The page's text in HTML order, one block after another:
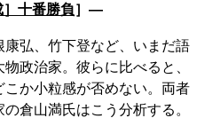
］十番勝負］―
弘、竹下登など、いまだ語
政治家。彼らに比べると、
こか小粒感が否めない。両者
倉山満氏はこう分析する。